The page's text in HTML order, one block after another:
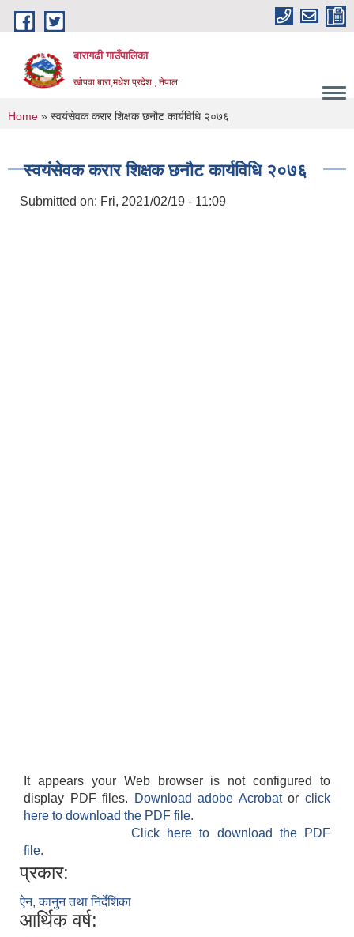
Skip to main content
बारागढी गाउँपालिका
खोपवा बारा,मधेश प्रदेश , नेपाल
You are here
Home » स्वयंसेवक करार शिक्षक छनौट कार्यविधि २०७६
स्वयंसेवक करार शिक्षक छनौट कार्यविधि २०७६
Submitted on: Fri, 2021/02/19 - 11:09
It appears your Web browser is not configured to
display PDF files.
Download adobe Acrobatorclick
here to download the PDF file.
Click here to download the PDF
file.
प्रकार:
ऐन, कानुन तथा निर्देशिका
आर्थिक वर्ष: